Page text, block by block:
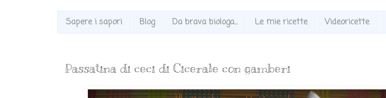
Sapere i sapori Blog Da brava biologa... Le mie ricette Videoricette
Passatina di ceci di Cicerale con gamberi